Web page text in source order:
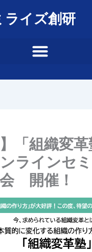
ライズ創研
「組織変革
ラインセ
開催！